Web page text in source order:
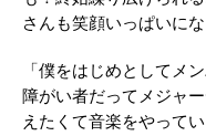
さんも笑顔いっぱいにな
「僕をはじめとしてメ
障がい者だってメジャ
えたくて音楽をやって